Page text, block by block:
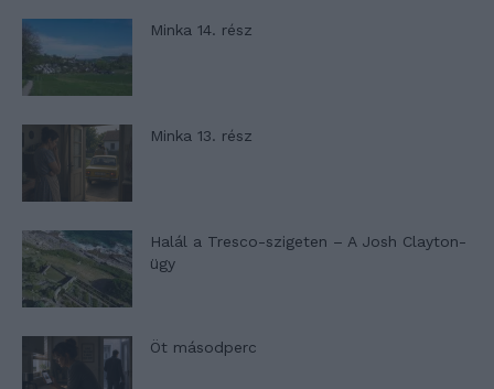
Minka 14. rész
Minka 13. rész
Halál a Tresco-szigeten – A Josh Clayton-
ügy
Öt másodperc